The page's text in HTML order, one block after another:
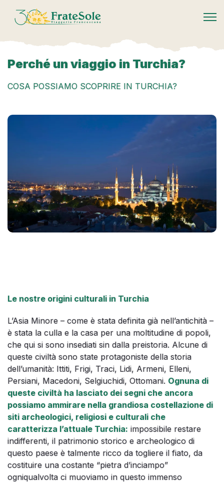
FrateSole Viaggeria Francescana
Perché un viaggio in Turchia?
COSA POSSIAMO SCOPRIRE IN TURCHIA?
Le nostre origini culturali in Turchia
L’Asia Minore – come è stata definita già nell’antichità –
è stata la culla e la casa per una moltitudine di popoli,
che qui si sono insediati sin dalla preistoria. Alcune di
queste civiltà sono state protagoniste della storia
dell’umanità: Ittiti, Frigi, Traci, Lidi, Armeni, Elleni,
Persiani, Macedoni, Selgiuchidi, Ottomani. Ognuna di
queste civiltà ha lasciato dei segni che ancora
possiamo ammirare nella grandiosa costellazione di
siti archeologici, religiosi e culturali che
caratterizza l’attuale Turchia: impossibile restare
indifferenti, il patrimonio storico e archeologico di
questo paese è talmente ricco da togliere il fiato, da
costituire una costante “pietra d’inciampo”
ogniqualvolta ci muoviamo in questo immenso